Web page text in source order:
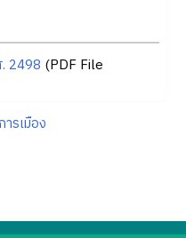
2498 (PDF File
รเมือง